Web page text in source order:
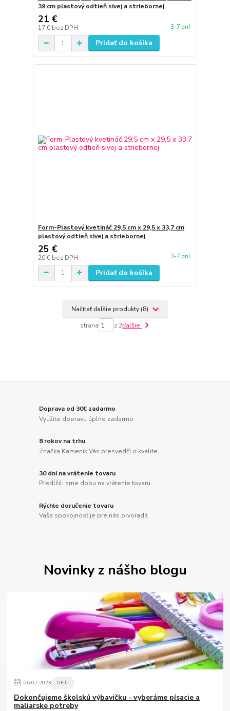
39 cm plastový odtieň sivej a striebornej
21 €
17 € bez DPH 3-7 dní
Pridať do košíka
Form-Plastový kvetináč 29,5 cm x 29,5 x 33,7 cm
plastový odtieň sivej a striebornej
25 €
20 € bez DPH 3-7 dní
Pridať do košíka
Načítať ďalšie produkty (8)
strana z 2ďalšie
Doprava od 30€ zadarmo
Využite dopravu úplne zadarmo
8 rokov na trhu
Značka Kameník Vás presvedčí o kvalite
30 dní na vrátenie tovaru
Predĺžili sme dobu na vrátenie tovaru
Rýchle doručenie tovaru
Vaša spokojnosť je pre nás prvoradá
Novinky z nášho blogu
06.07.2023 DETI
Dokončujeme školskú výbavičku - vyberáme písacie a
maliarske potreby